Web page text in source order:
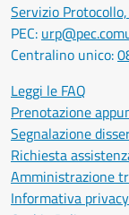
Servizio
PEC:
Centralino unico:
Leggi le FAQ
Prenotazione
Segnalazione
Richiesta
Amministrazione
Informativa privacy